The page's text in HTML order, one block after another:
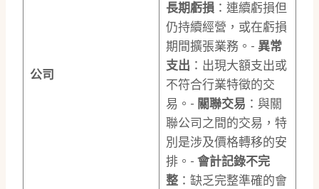
公司
長期虧損：連續虧損但
仍持續經營，或在虧損
期間擴張業務。- 異常
支出 ：出現大額支出或
不符合行業特徵的交
易。- 關聯交易 ：與關
聯公司之間的交易，特
別是涉及價格轉移的安
排。- 會計記錄不完
整：缺乏完整準確的會